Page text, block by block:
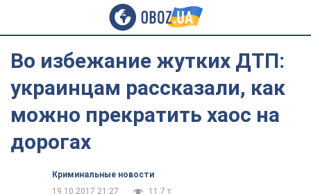
Во избежание жутких ДТП:
украинцам рассказали, как
можно прекратить хаос на
дорогах
Криминальные новости
19.10.2017 21:27
11,7 т.